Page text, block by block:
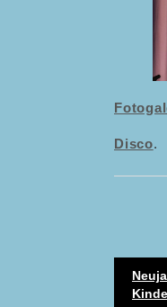
Disco.